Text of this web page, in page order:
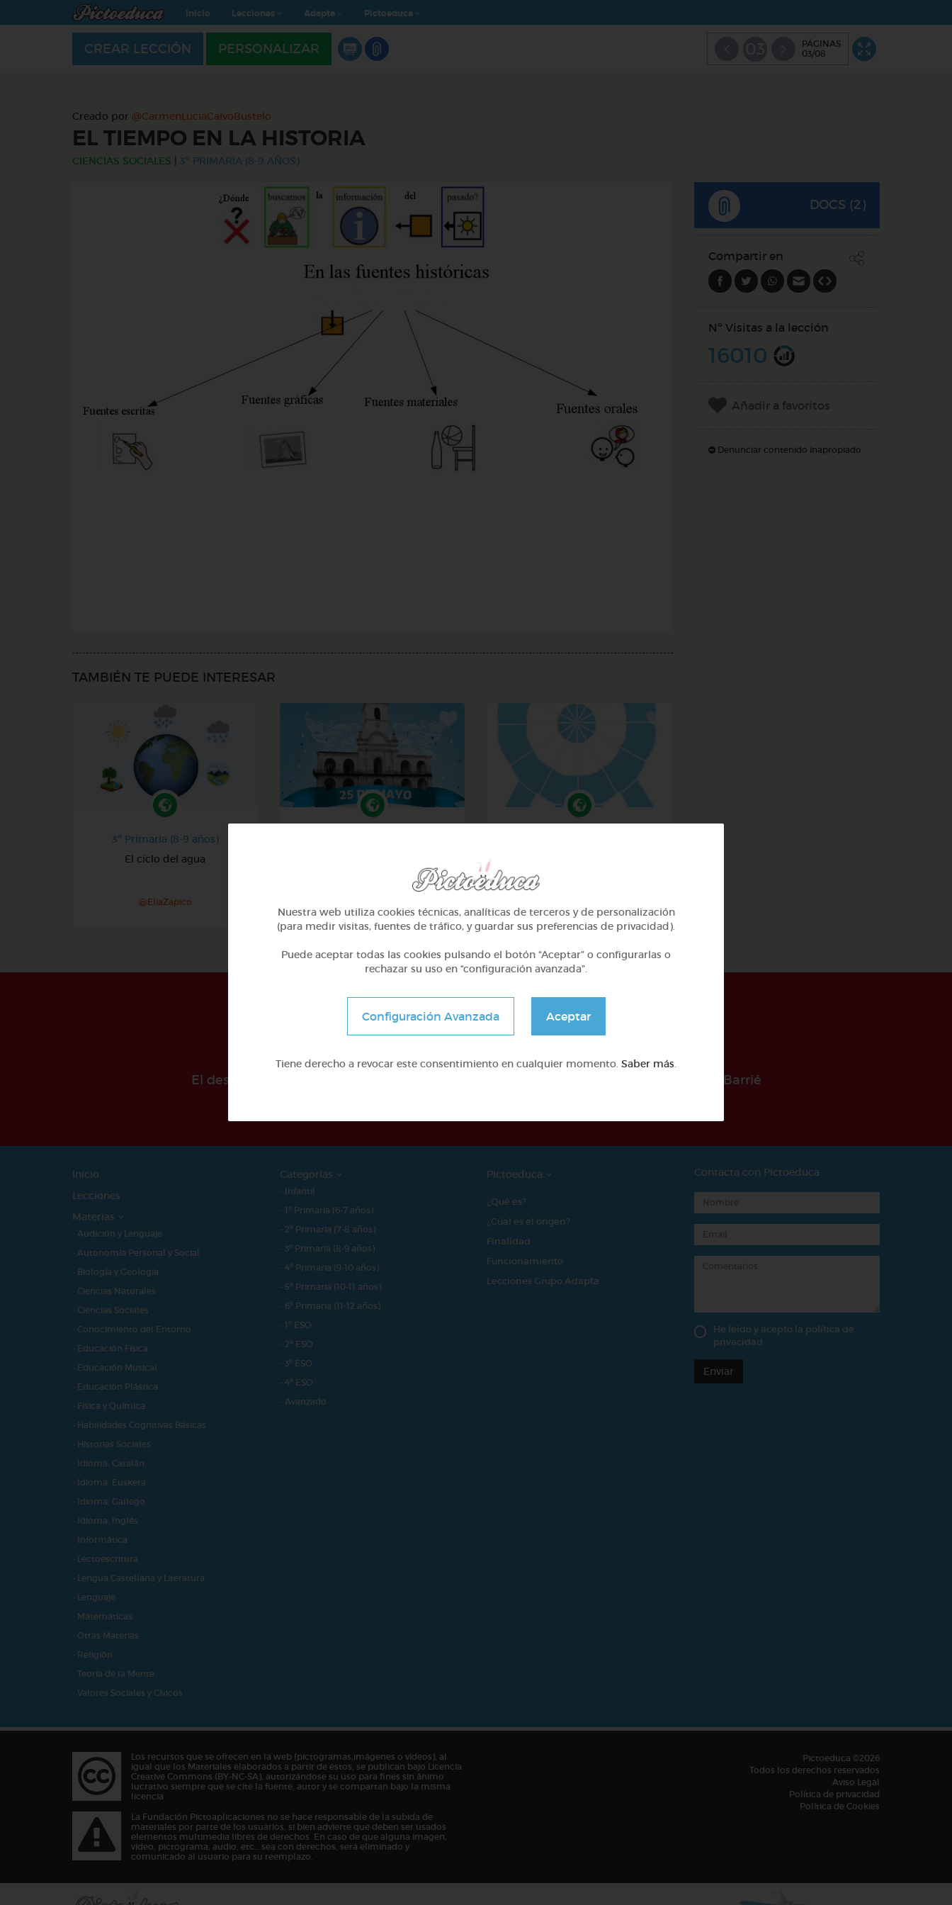
Inicio Lecciones Adapta Pictoeduca
CREAR LECCIÓN PERSONALIZAR
PÁGINAS
03/08
Creado por @CarmenLuciaCalvoBustelo
EL TIEMPO EN LA HISTORIA
CIENCIAS SOCIALES 3º PRIMARIA (8-9 AÑOS)
TAMBIÉN TE PUEDE INTERESAR
3º Primaria (8-9 años)
El ciclo del agua
@EliaZapico
DOCS (2)
Compartir en
Nº Visitas a la lección
16010
Añadir a favoritos
Denunciar contenido inapropiado
El desarollo de este proyecto ha sido posible gracias al mecenazgo de la Fundación Barrié
Inicio
Lecciones
Materias
- Audición y Lenguaje
- Autonomía Personal y Social
- Biología y Geología
- Ciencias Naturales
- Ciencias Sociales
- Conocimiento del Entorno
- Educación Física
- Educación Musical
- Educación Plástica
- Física y Química
- Habilidades Cognitivas Básicas
- Historias Sociales
- Idioma: Catalán
- Idioma: Euskera
- Idioma: Gallego
- Idioma: Inglés
- Informática
- Lectoescritura
- Lengua Castellana y Literatura
- Lenguaje
- Matemáticas
- Otras Materias
- Religión
- Teoría de la Mente
- Valores Sociales y Cívicos
Categorías
- Infantil
- 1º Primaria (6-7 años)
- 2º Primaria (7-8 años)
- 3º Primaria (8-9 años)
- 4º Primaria (9-10 años)
- 5º Primaria (10-11 años)
- 6º Primaria (11-12 años)
- 1º ESO
- 2º ESO
- 3º ESO
- 4º ESO
- Avanzado
Pictoeduca
¿Qué es?
¿Cúal es el origen?
Finalidad
Funcionamiento
Lecciones Grupo Adapta
Contacta con Pictoeduca
He leído y acepto la política de
privacidad
Enviar
Los recursos que se ofrecen en la web (pictogramas,imágenes o vídeos), al
igual que los Materiales elaborados a partir de éstos, se publican bajo Licencia
Creative Commons (BY-NC-SA), autorizándose su uso para fines sin ánimo
lucrativo siempre que se cite la fuente, autor y se compartan bajo la misma
licencia.
La Fundación Pictoaplicaciones no se hace responsable de la subida de
materiales por parte de los usuarios, si bien advierte que deben ser usados
elementos multimedia libres de derechos. En caso de que alguna imagen,
vídeo, pictograma, audio, etc… sea con derechos, será eliminado y
comunicado al usuario para su reemplazo.
Pictoeduca ©2026
Todos los derechos reservados
Aviso Legal
Política de privacidad
Política de Cookies
Nuestra web utiliza cookies técnicas, analíticas de terceros y de personalización
(para medir visitas, fuentes de tráfico, y guardar sus preferencias de privacidad).
Puede aceptar todas las cookies pulsando el botón “Aceptar” o configurarlas o
rechazar su uso en “configuración avanzada”.
Configuración Avanzada Aceptar
Tiene derecho a revocar este consentimiento en cualquier momento. Saber más.